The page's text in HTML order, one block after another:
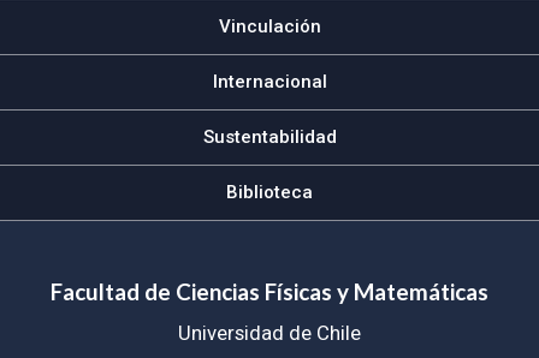
Vinculación
Internacional
Sustentabilidad
Biblioteca
Facultad de Ciencias Físicas y Matemáticas
Universidad de Chile